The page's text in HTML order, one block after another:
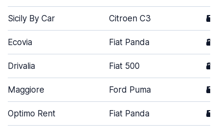
Sicily By Car Citroen C3 5
Ecovia Fiat Panda 3
Drivalia Fiat 500 3
Maggiore Ford Puma 5
Optimo Rent Fiat Panda 5